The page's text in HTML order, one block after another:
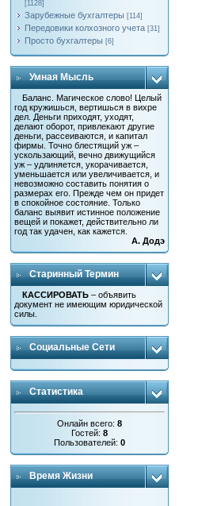
[1128]
Зарубежные бухгалтеры [114]
Передовики колхозного учета [31]
Просто бухгалтеры [6]
Умная Мысль
Баланс. Магическое слово! Целый
год кружишься, вертишься в вихре
дел. Деньги приходят, уходят,
делают оборот, привлекают другие
деньги, рассеиваются, и капитал
фирмы. Точно блестящий уж –
ускользающий, вечно движущийся
уж – удлиняется, укорачивается,
уменьшается или увеличивается, и
невозможно составить понятия о
размерах его. Прежде чем он придет
в спокойное состояние. Только
баланс выявит истинное положение
вещей и покажет, действительно ли
год так удачен, как кажется.
А. Додэ
Старинный Термин
КАССИРОВАТЬ – объявить
документ не имеющим юридической
силы.
Социальные Сети
Статистика
Онлайн всего:8
Гостей:8
Пользователей:0
Время Жизни